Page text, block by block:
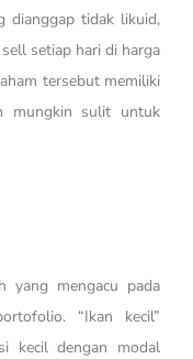
dianggap tidak likuid,
setiap hari di harga
tersebut memiliki
mungkin sulit untuk
yang mengacu pada
“Ikan kecil”
kecil dengan modal